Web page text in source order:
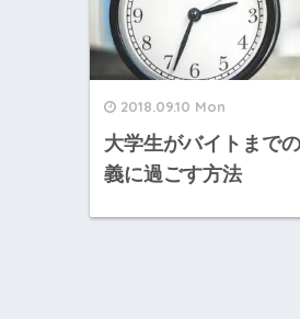
2018.09.10 Mon
大学生がバイトまで
義に過ごす方法